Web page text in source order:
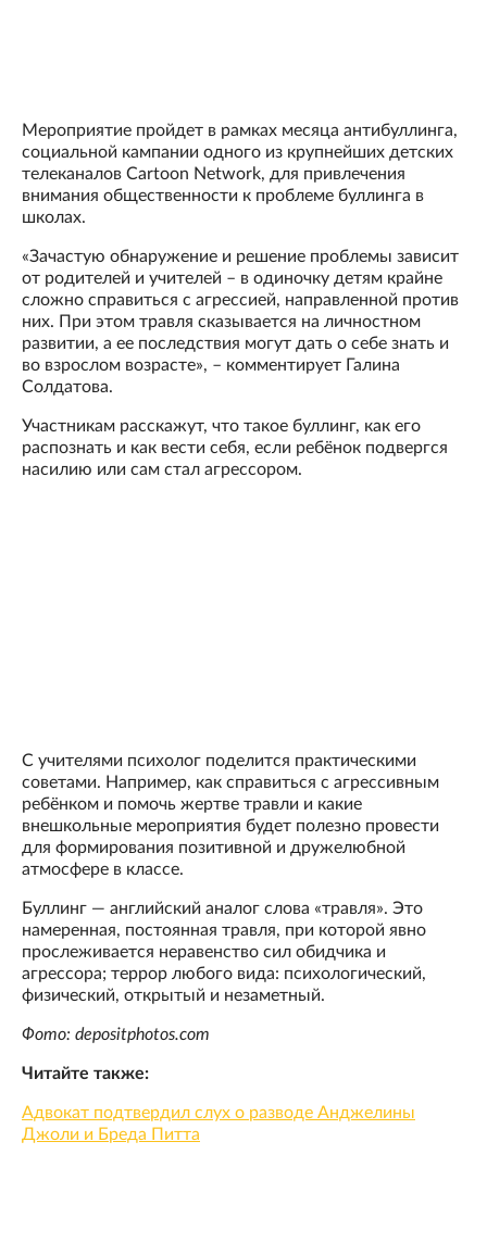
Мероприятие пройдет в рамках месяца антибуллинга,
социальной кампании одного из крупнейших детских
телеканалов Cartoon Network, для привлечения
внимания общественности к проблеме буллинга в
школах.
«Зачастую обнаружение и решение проблемы зависит
от родителей и учителей – в одиночку детям крайне
сложно справиться с агрессией, направленной против
них. При этом травля сказывается на личностном
развитии, а ее последствия могут дать о себе знать и
во взрослом возрасте», – комментирует Галина
Солдатова.
Участникам расскажут, что такое буллинг, как его
распознать и как вести себя, если ребёнок подвергся
насилию или сам стал агрессором.
С учителями психолог поделится практическими
советами. Например, как справиться с агрессивным
ребёнком и помочь жертве травли и какие
внешкольные мероприятия будет полезно провести
для формирования позитивной и дружелюбной
атмосфере в классе.
Буллинг — английский аналог слова «травля». Это
намеренная, постоянная травля, при которой явно
прослеживается неравенство сил обидчика и
агрессора; террор любого вида: психологический,
физический, открытый и незаметный.
Фото: depositphotos.com
Читайте также:
Адвокат подтвердил слух о разводе Анджелины
Джоли и Бреда Питта